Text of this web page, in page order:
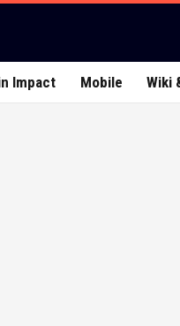
Impact Mobile Wiki